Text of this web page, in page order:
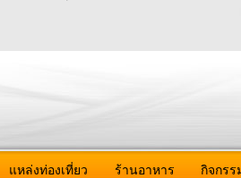
แหล่งท่องเที่ยว ร้านอาหาร กิจกรร